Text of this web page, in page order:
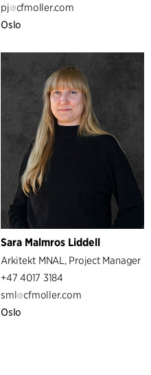
pj
cfmoller.com
Oslo
Sara Malmros Liddell
Arkitekt MNAL, Project Manager
+47 4017 3184
sml
cfmoller.com
Oslo